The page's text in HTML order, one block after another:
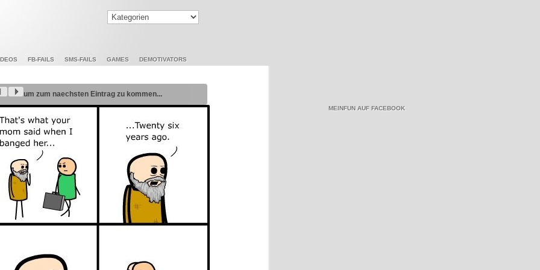
FB-FAILS SMS-FAILS GAMES DEMOTIVATORS
um zum naechsten Eintrag zu kommen...
MEINFUN AUF FACEBOOK